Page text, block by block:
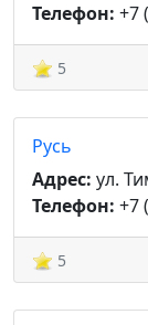
Телефон: +7
5
Русь
Адрес: ул.
Телефон: +7
5